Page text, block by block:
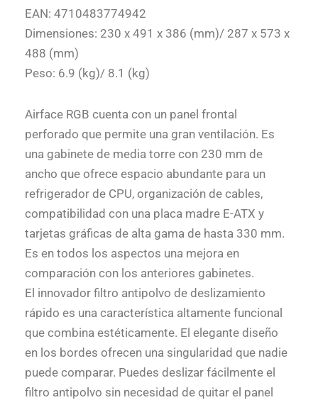
EAN: 4710483774942
Dimensiones: 230 x 491 x 386 (mm)/ 287 x 573 x
488 (mm)
Peso: 6.9 (kg)/ 8.1 (kg)
Airface RGB cuenta con un panel frontal
perforado que permite una gran ventilación. Es
una gabinete de media torre con 230 mm de
ancho que ofrece espacio abundante para un
refrigerador de CPU, organización de cables,
compatibilidad con una placa madre E-ATX y
tarjetas gráficas de alta gama de hasta 330 mm.
Es en todos los aspectos una mejora en
comparación con los anteriores gabinetes.
El innovador filtro antipolvo de deslizamiento
rápido es una característica altamente funcional
que combina estéticamente. El elegante diseño
en los bordes ofrecen una singularidad que nadie
puede comparar. Puedes deslizar fácilmente el
filtro antipolvo sin necesidad de quitar el panel